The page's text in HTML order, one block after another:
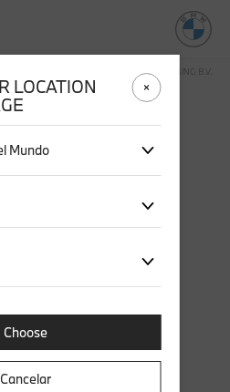
POR STICHD SPORTSMERCHANDISING B.V.
BÚSQUEDA
LOCATION
Mundo
Choose
Cancelar